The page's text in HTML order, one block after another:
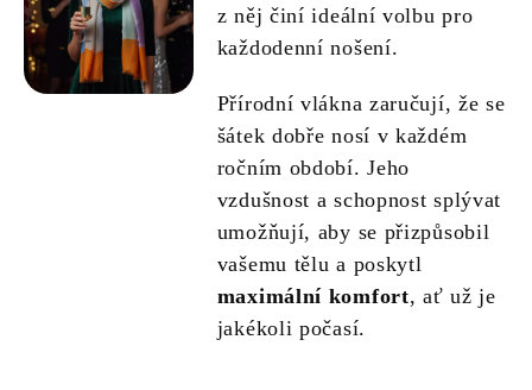
z něj činí ideální volbu pro
každodenní nošení.
Přírodní vlákna zaručují, že se
šátek dobře nosí v každém
ročním období. Jeho
vzdušnost a schopnost splývat
umožňují, aby se přizpůsobil
vašemu tělu a poskytl
maximální komfort, ať už je
jakékoli počasí.